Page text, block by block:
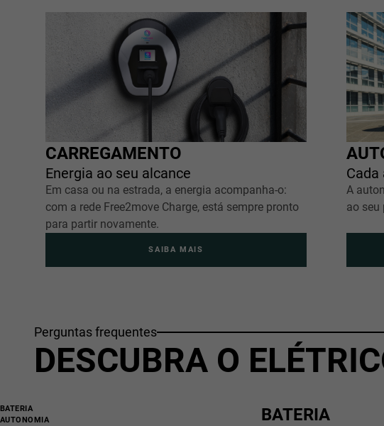
CARREGAMENTO
Energia ao seu alcance
Em casa ou na estrada, a energia acompanha-o:
com a rede Free2move Charge, está sempre pronto
para partir novamente.
SAIBA MAIS
Cada
A
ao seu
Perguntas frequentes
DESCUBRA O
BATERIA
AUTONOMIA
BATERIA